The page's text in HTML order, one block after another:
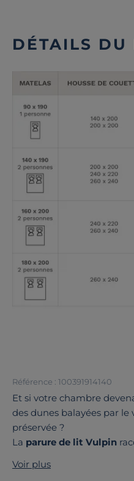
DÉTAILS DU
Référence : 100391914140
Et si votre chambre
des dunes balayées par
préservée ?
La parure de lit Vulpin
des vagues.
Voir plus